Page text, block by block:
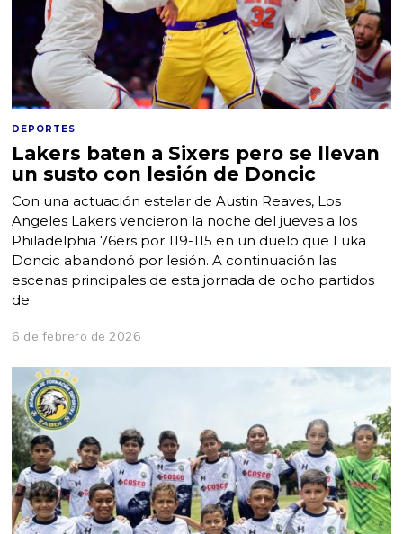
DEPORTES
Lakers baten a Sixers pero se llevan
un susto con lesión de Doncic
Con una actuación estelar de Austin Reaves, Los
Angeles Lakers vencieron la noche del jueves a los
Philadelphia 76ers por 119-115 en un duelo que Luka
Doncic abandonó por lesión. A continuación las
escenas principales de esta jornada de ocho partidos
de
6 de febrero de 2026